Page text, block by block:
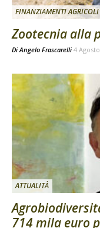
FINANZIAMENTI AGRICOLI
Zootecnia alla
Di Angelo Frascarelli 4
ATTUALITÀ
714 mila euro